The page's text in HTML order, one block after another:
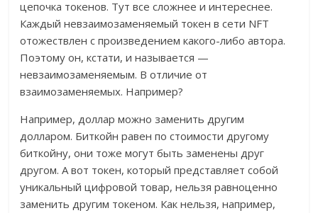
цепочка токенов. Тут все сложнее и интереснее.
Каждый невзаимозаменяемый токен в сети NFT
отожествлен с произведением какого-либо автора.
Поэтому он, кстати, и называется —
невзаимозаменяемым. В отличие от
взаимозаменяемых. Например?
Например, доллар можно заменить другим
долларом. Биткойн равен по стоимости другому
биткойну, они тоже могут быть заменены друг
другом. А вот токен, который представляет собой
уникальный цифровой товар, нельзя равноценно
заменить другим токеном. Как нельзя, например,